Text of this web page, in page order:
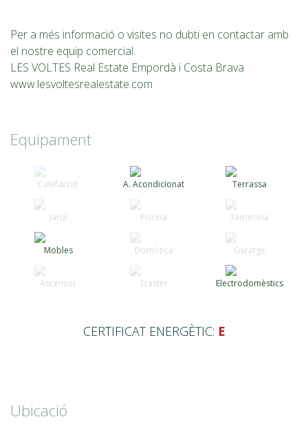
Per a més informació o visites no dubti en contactar amb
el nostre equip comercial.
LES VOLTES Real Estate Empordà i Costa Brava
www.lesvoltesrealestate.com
Equipament
Calefacció A. Acondicionat Terrassa
Jardí Piscina Xemeneia
Mobles Domòtica Garatge
Ascensor Traster Electrodomèstics
CERTIFICAT ENERGÈTIC: E
Ubicació